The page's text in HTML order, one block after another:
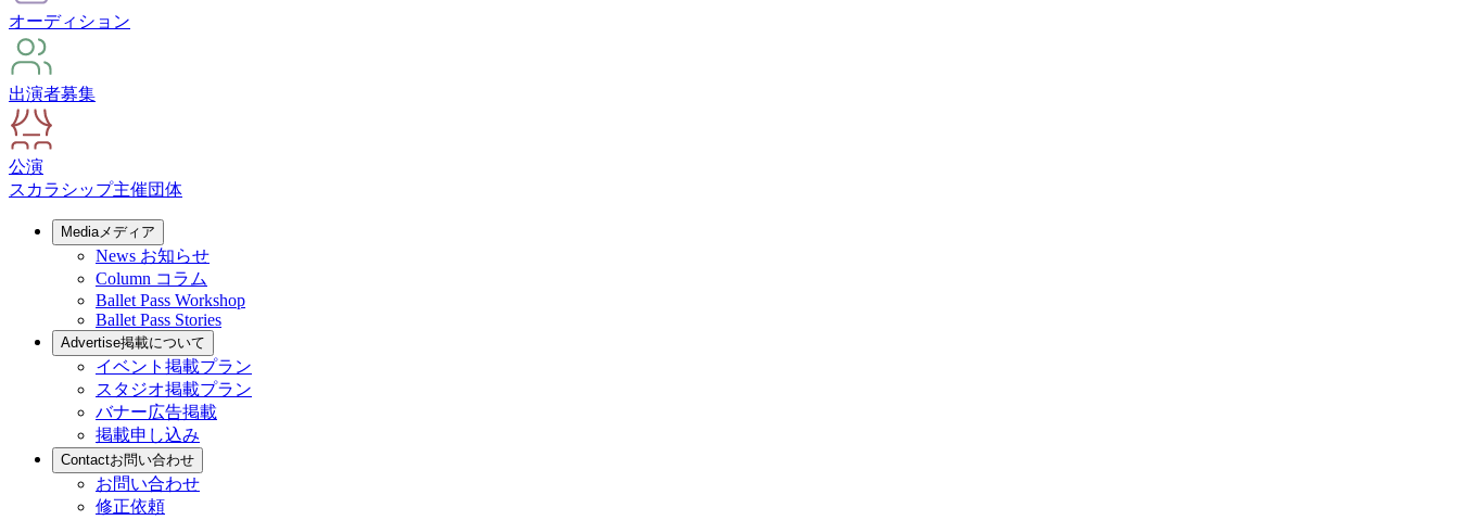
オーディション
出演者募集
公演
スカラシップ主催団体
Mediaメディア
News お知らせ
Column コラム
Ballet Pass Workshop
Ballet Pass Stories
Advertise掲載について
イベント掲載プラン
スタジオ掲載プラン
バナー広告掲載
掲載申し込み
Contactお問い合わせ
お問い合わせ
修正依頼